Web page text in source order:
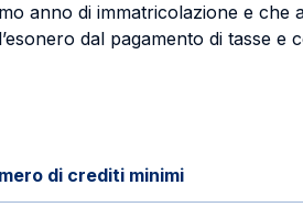
anno di immatricolazione e che
dal pagamento di tasse e
di crediti minimi